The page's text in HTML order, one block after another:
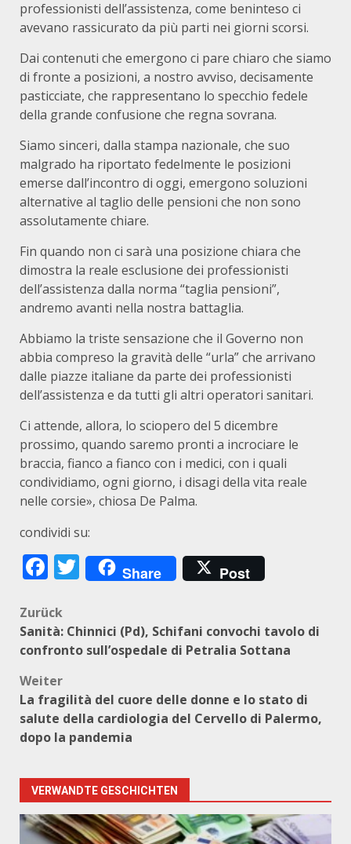
professionisti dell’assistenza, come beninteso ci
avevano rassicurato da più parti nei giorni scorsi.
Dai contenuti che emergono ci pare chiaro che siamo
di fronte a posizioni, a nostro avviso, decisamente
pasticciate, che rappresentano lo specchio fedele
della grande confusione che regna sovrana.
Siamo sinceri, dalla stampa nazionale, che suo
malgrado ha riportato fedelmente le posizioni
emerse dall’incontro di oggi, emergono soluzioni
alternative al taglio delle pensioni che non sono
assolutamente chiare.
Fin quando non ci sarà una posizione chiara che
dimostra la reale esclusione dei professionisti
dell’assistenza dalla norma “taglia pensioni”,
andremo avanti nella nostra battaglia.
Abbiamo la triste sensazione che il Governo non
abbia compreso la gravità delle “urla” che arrivano
dalle piazze italiane da parte dei professionisti
dell’assistenza e da tutti gli altri operatori sanitari.
Ci attende, allora, lo sciopero del 5 dicembre
prossimo, quando saremo pronti a incrociare le
braccia, fianco a fianco con i medici, con i quali
condividiamo, ogni giorno, i disagi della vita reale
nelle corsie», chiosa De Palma.
condividi su:
Facebook
Twitter
Share Post
Beitragsnavigation
Zurück
Sanità: Chinnici (Pd), Schifani convochi tavolo di
confronto sull’ospedale di Petralia Sottana
Weiter
La fragilità del cuore delle donne e lo stato di
salute della cardiologia del Cervello di Palermo,
dopo la pandemia
VERWANDTE GESCHICHTEN